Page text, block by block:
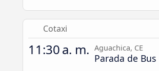
Cotaxi
11:30 a. m. Aguachica, CE
Parada de Bus